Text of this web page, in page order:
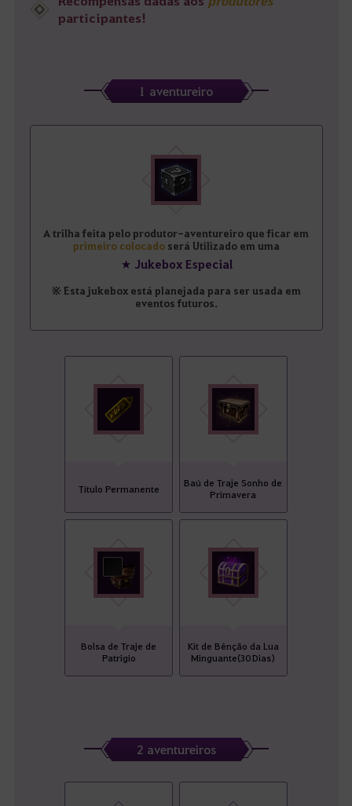
participantes!
1 aventureiro
A trilha feita pelo produtor-aventureiro que ficar em
primeiro colocadoserá Utilizado em uma
★ Jukebox Especial
※ Esta jukebox está planejada para ser usada em
eventos futuros.
Título Permanente
Baú de Traje Sonho de
Primavera
Bolsa de Traje de
Patrigio
Kit de Bênção da Lua
Minguante(30 Dias)
2 aventureiros